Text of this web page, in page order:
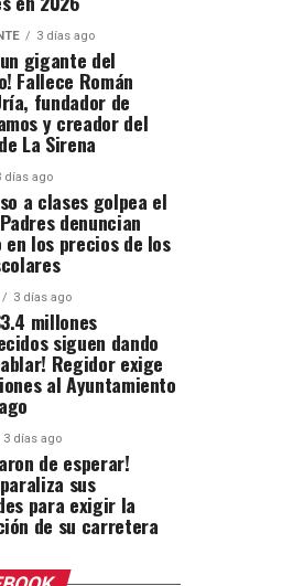
3 días ago
gigante del
Fallece Román
fundador de
y creador del
La Sirena
días ago
a clases golpea el
denuncian
en los precios de los
3 días ago
millones
siguen dando
Regidor exige
al Ayuntamiento
3 días ago
de esperar!
sus
para exigir la
de su carretera